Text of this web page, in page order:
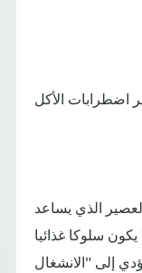
اضطرابات الأكل
الذي يساعد
سلوكا غذائيا
إلى "الانشغال